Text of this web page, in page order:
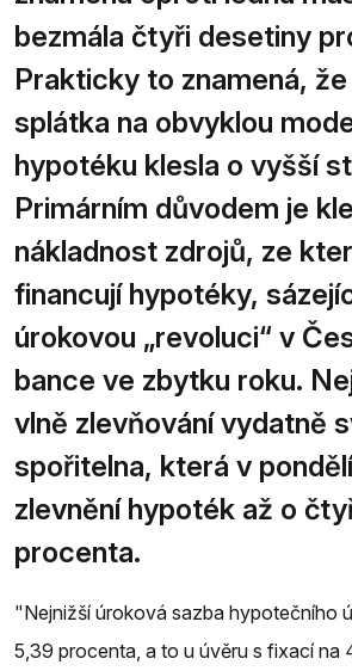
bezmála čtyři desetiny
Prakticky to znamená,
splátka na obvyklou
hypotéku klesla o vyšší
Primárním důvodem je
nákladnost zdrojů, ze
financují hypotéky,
úrokovou „revoluci“ v
bance ve zbytku roku.
vlně zlevňování vydatně
spořitelna, která v
zlevnění hypoték až o
procenta.
"Nejnižší úroková sazba hypotečního
5,39 procenta, a to u úvěru s fixací na